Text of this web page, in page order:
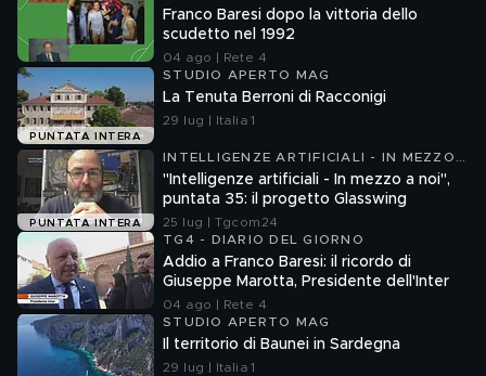
Franco Baresi dopo la vittoria dello
scudetto nel 1992
04 ago | Rete 4
PUNTATA INTERA
STUDIO APERTO MAG
La Tenuta Berroni di Racconigi
29 lug | Italia 1
PUNTATA INTERA
INTELLIGENZE ARTIFICIALI - IN MEZZO
A NOI
"Intelligenze artificiali - In mezzo a noi",
puntata 35: il progetto Glasswing
25 lug | Tgcom24
TG4 - DIARIO DEL GIORNO
Addio a Franco Baresi: il ricordo di
Giuseppe Marotta, Presidente dell'Inter
04 ago | Rete 4
STUDIO APERTO MAG
Il territorio di Baunei in Sardegna
29 lug | Italia 1